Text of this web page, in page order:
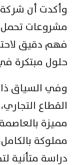
وأكدت أن شركة
مشروعات تحمل
فهم دقيق
حلول مبتكرة
وفي السياق
القطاع
مملوكة
دراسة متأنية